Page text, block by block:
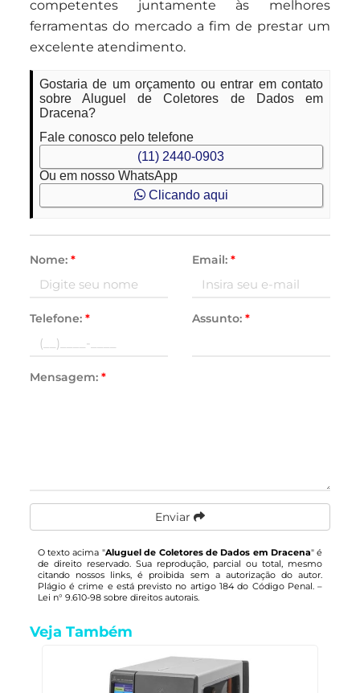
competentes juntamente às melhores
ferramentas do mercado a fim de prestar um
excelente atendimento.
Gostaria de um orçamento ou entrar em contato
sobre Aluguel de Coletores de Dados em
Dracena?
Fale conosco pelo telefone
(11) 2440-0903
Ou em nosso WhatsApp
Clicando aqui
Nome: * Email: *
Telefone: * Assunto: *
Mensagem: *
Enviar
O texto acima "Aluguel de Coletores de Dados em Dracena" é
de direito reservado. Sua reprodução, parcial ou total, mesmo
citando nossos links, é proibida sem a autorização do autor.
Plágio é crime e está previsto no artigo 184 do Código Penal. –
Lei n° 9.610-98 sobre direitos autorais.
Veja Também